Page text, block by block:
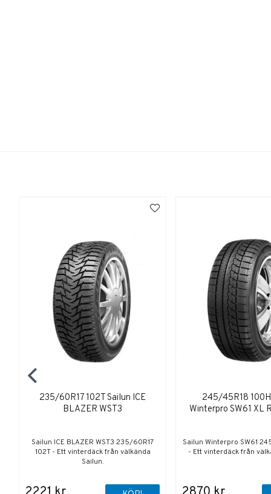
235/60R17 102T Sailun ICE
BLAZER WST3
Sailun ICE BLAZER WST3 235/60R17
102T - Ett vinterdäck från välkända
Sailun.
245/45R18
Winterpro SW61 XL
Sailun Winterpro SW61
- Ett vinterdäck från